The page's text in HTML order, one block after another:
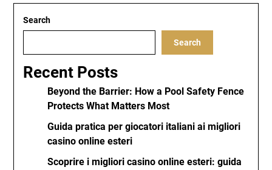
Search
Search
Recent Posts
Beyond the Barrier: How a Pool Safety Fence
Protects What Matters Most
Guida pratica per giocatori italiani ai migliori
casino online esteri
Scoprire i migliori casino online esteri: guida